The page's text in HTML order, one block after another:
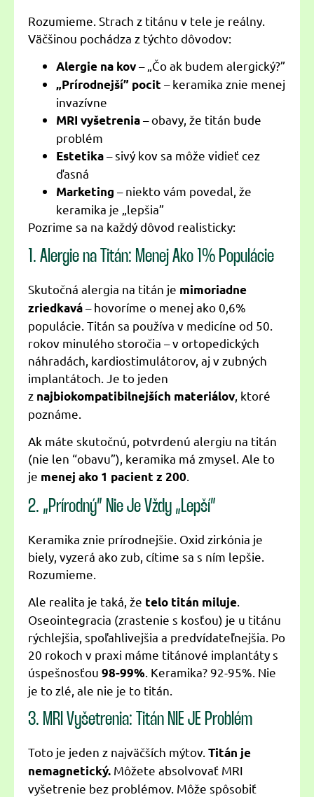
Rozumieme. Strach z titánu v tele je reálny.
Väčšinou pochádza z týchto dôvodov:
Alergie na kov– „Čo ak budem alergický?”
„Prírodnejší” pocit – keramika znie menej
invazívne
MRI vyšetrenia– obavy, že titán bude
problém
Estetika– sivý kov sa môže vidieť cez
ďasná
Marketing – niekto vám povedal, že
keramika je „lepšia”
Pozrime sa na každý dôvod realisticky:
1. Alergie na Titán: Menej Ako 1% Populácie
Skutočná alergia na titán je mimoriadne
zriedkavá– hovoríme o menej ako 0,6%
populácie. Titán sa používa v medicíne od 50.
rokov minulého storočia – v ortopedických
náhradách, kardiostimulátorov, aj v zubných
implantátoch. Je to jeden
z najbiokompatibilnejších materiálov , ktoré
poznáme.
Ak máte skutočnú, potvrdenú alergiu na titán
(nie len “obavu”), keramika má zmysel. Ale to
je menej ako 1 pacient z 200
2. „Prírodný” Nie Je Vždy „Lepší”
Keramika znie prírodnejšie. Oxid zirkónia je
biely, vyzerá ako zub, cítime sa s ním lepšie.
Rozumieme.
Ale realita je taká, že telo titán miluje
Oseointegracia (zrastenie s kosťou) je u titánu
rýchlejšia, spoľahlivejšia a predvídateľnejšia. Po
20 rokoch v praxi máme titánové implantáty s
úspešnosťou 98-99% . Keramika? 92-95%. Nie
je to zlé, ale nie je to titán.
3. MRI Vyšetrenia: Titán NIE JE Problém
Toto je jeden z najväčších mýtov. Titán je
nemagnetický. Môžete absolvovať MRI
vyšetrenie bez problémov. Môže spôsobiť